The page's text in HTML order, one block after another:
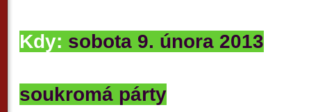
Kdy: sobota 9. února 2013
soukromá párty